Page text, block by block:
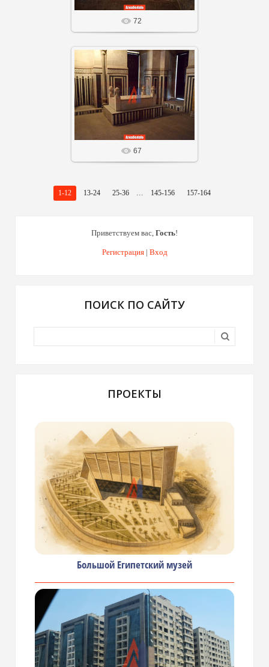
72
20 Сен 25
Агнабеяinfo
67
1-12 13-24 25-36 ... 145-156 157-164
Приветствуем вас, Гость!
Регистрация| Вход
ПОИСК ПО САЙТУ
ПРОЕКТЫ
Большой Египетский музей